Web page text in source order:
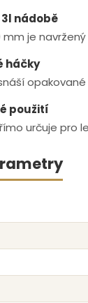
nádobě
mm je
háčky
použití
určuje pro